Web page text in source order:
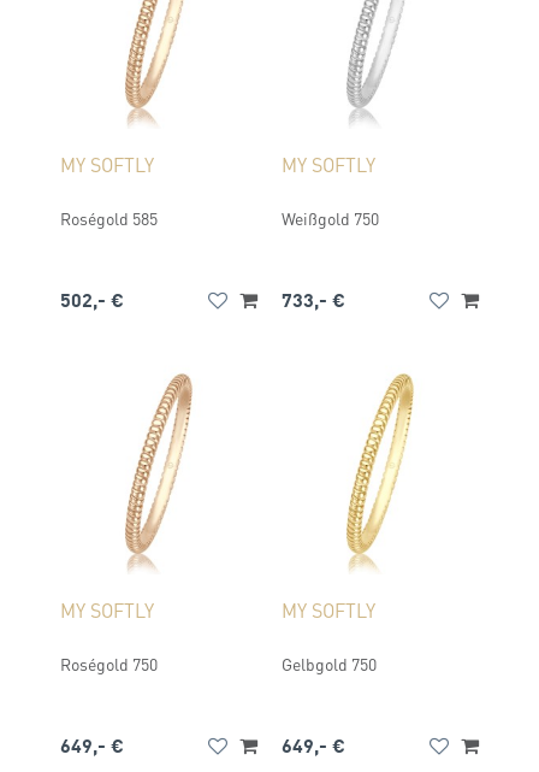
MY SOFTLY
Roségold 585
502,- €
MY SOFTLY
Weißgold 750
733,- €
MY SOFTLY
Roségold 750
649,- €
MY SOFTLY
Gelbgold 750
649,- €